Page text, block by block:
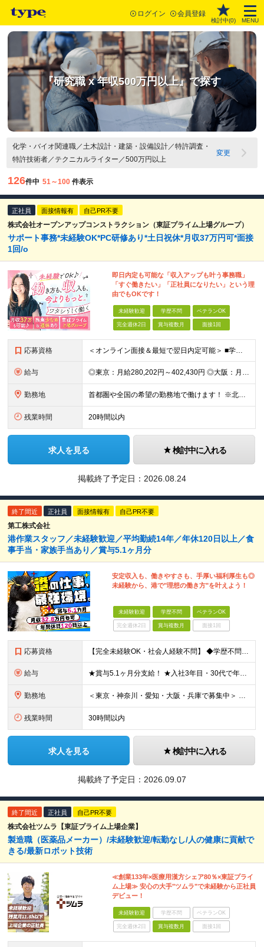
ログイン 会員登録
検討中(0) MENU
『研究職 x 年収500万円以上』で探す
化学・バイオ関連職／土木設計・建築・設備設計／特許調査・
特許技術者／テクニカルライター／500万円以上
変更
126件中 51～100 件表示
正社員 面接情報有 自己PR不要
株式会社オープンアップコンストラクション（東証プライム上場グループ）
サポート事務*未経験OK*PC研修あり*土日祝休*月収37万円可*面接
1回/o
即日内定も可能な「収入アップも叶う事務職」
「すぐ働きたい」「正社員になりたい」という理
由でもOKです！
未経験歓迎 学歴不問 ベテランOK
完全週休2日 賞与複数月 面接1回
応募資格 ＜オンライン面接＆最短で翌日内定可能＞ ■学歴不問 ■未経験・第二新卒・正社員初挑戦の方、大歓迎！ ★9割以上の社員が未経験からのスタートです ★アルバイト経験のみという方も活躍しています ◇志望理
給与 ◎東京：月給280,202円～402,430円 ◎大阪：月給269,824円～392,052円 ◎名古屋：月給285,967円～408,195円 ◎その他：月給265,212円～387,440円 ※
勤務地 首都圏や全国の希望の勤務地で働けます！ ※北海道・東北・関東・北信越・関西・東海・中国・四国・九州・沖縄県 ★希望を考慮します ★UIターン歓迎／転勤なし
残業時間 20時間以内
求人を見る 検討中に入れる
掲載終了予定日： 2026.08.24
終了間近 正社員 面接情報有 自己PR不要
第工株式会社
港作業スタッフ／未経験歓迎／平均勤続14年／年休120日以上／食
事手当・家族手当あり／賞与5.1ヶ月分
安定収入も、働きやすさも、手厚い福利厚生も◎
未経験から、港で"理想の働き方"を叶えよう！
未経験歓迎 学歴不問 ベテランOK
完全週休2日 賞与複数月 面接1回
応募資格 【完全未経験OK・社会人経験不問】 ◆学歴不問 ◆第二新卒の方も歓迎 ★知識・経験は一切問いません！ 「これまでの経験に不安がある」という方も、ぜひお気軽にご応募ください。 【このような方にオスス
給与 ★賞与5.1ヶ月分支給！ ★入社3年目・30代で年収730万円の先輩も活躍中！ ★入社1年目・20代で月収29万円の実績あり 月給：22.5万円～30.5万円＋各種手当＋賞与年2回＋残業代全額支給
勤務地 ＜東京・神奈川・愛知・大阪・兵庫で募集中＞ 【東京】 ■東京支店大井2号事業所 東京都品川区八潮2-1-2大井2号 コンテナターミナル内 ■東京支店青海A4事業所 東京都江東区青海3-1-1 青海コ
残業時間 30時間以内
求人を見る 検討中に入れる
掲載終了予定日： 2026.09.07
終了間近 正社員 自己PR不要
株式会社ツムラ【東証プライム上場企業】
製造職（医薬品メーカー）/未経験歓迎/転勤なし/人の健康に貢献で
きる/最新ロボット技術
≪創業133年×医療用漢方シェア80％×東証プライ
ム上場≫ 安心の大手"ツムラ"で未経験から正社員
デビュー！
未経験歓迎 学歴不問 ベテランOK
完全週休2日 賞与複数月 面接1回